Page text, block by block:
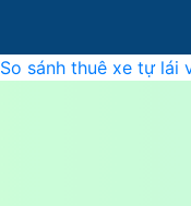
So sánh thuê xe tự lái